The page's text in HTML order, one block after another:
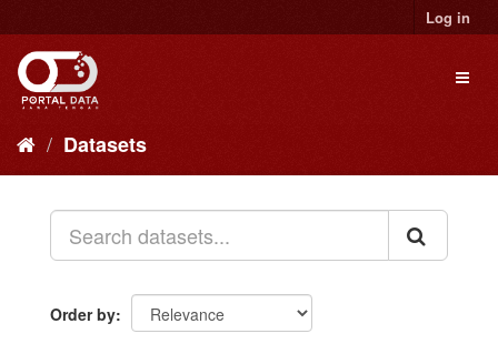
to
content
Log in
Datasets
Order by